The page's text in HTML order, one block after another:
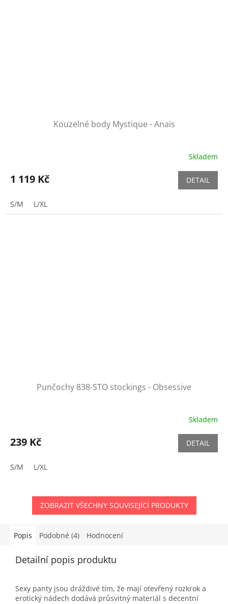
Kouzelné body Mystique - Anais
Skladem
1 119 Kč DETAIL
S/M L/XL
Punčochy 838-STO stockings - Obsessive
Skladem
239 Kč DETAIL
S/M L/XL
ZOBRAZIT VŠECHNY SOUVISEJÍCÍ PRODUKTY
Popis Podobné (4) Hodnocení
Detailní popis produktu
Sexy panty jsou dráždivé tím, že mají otevřený rozkrok a
erotický nádech dodává průsvitný materiál s decentní